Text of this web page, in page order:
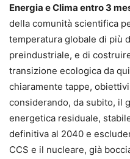
Energia e Clima entro 3
della comunità scientifica
temperatura globale di più
preindustriale, e di
transizione ecologica da
chiaramente tappe,
considerando, da subito, il
energetica residuale,
definitiva al 2040 e
CCS e il nucleare, già